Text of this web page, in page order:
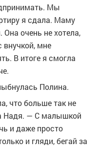
Мы
я сдала. Маму
очень не хотела,
внучкой, мне
В итоге я смогла
Полина.
что больше так не
Надя. — С малышкой
и даже просто
и гляди, бегай за